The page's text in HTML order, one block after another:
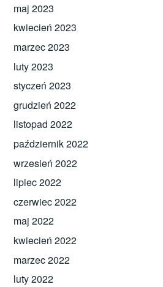
maj 2023
kwiecień 2023
marzec 2023
luty 2023
styczeń 2023
grudzień 2022
listopad 2022
październik 2022
wrzesień 2022
lipiec 2022
czerwiec 2022
maj 2022
kwiecień 2022
marzec 2022
luty 2022